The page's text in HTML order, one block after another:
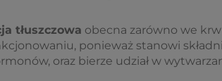
tłuszczowa obecna zarówno we
ponieważ stanowi
oraz bierze udział w